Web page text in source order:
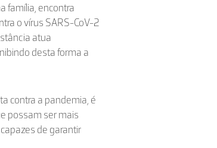
família, encontra
o vírus SARS-CoV-2
atua
desta forma a
contra a pandemia, é
possam ser mais
de garantir